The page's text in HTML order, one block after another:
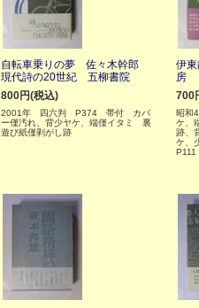
自転車乗りの夢 佐々木幹郎
現代詩の20世紀 五柳書院
800円(税込)
2001年 四六判 P374 帯付 カバ
ー僅汚れ、背少ヤケ、端僅イタミ 裏
遊び紙僅剥がし跡
伊
房
700
昭和
ケ、
跡、
ケ、
P111